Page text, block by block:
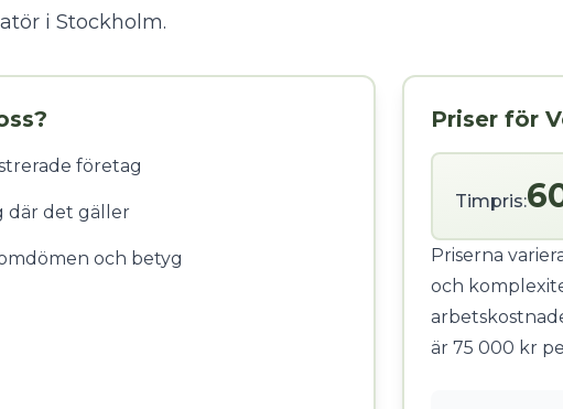
i Stockholm.
företag
där det gäller
och betyg
Priser för
Timpris:
Priserna
och
är 75 000 kr